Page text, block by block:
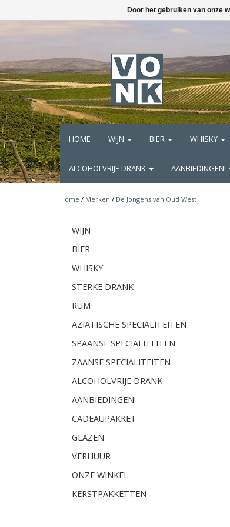
HOME WIJN BIER WHISKY
ALCOHOLVRIJE DRANK AANBIEDINGEN!
Home / Merken / De Jongens van Oud West
WIJN
BIER
WHISKY
STERKE DRANK
RUM
AZIATISCHE SPECIALITEITEN
SPAANSE SPECIALITEITEN
ZAANSE SPECIALITEITEN
ALCOHOLVRIJE DRANK
AANBIEDINGEN!
CADEAUPAKKET
GLAZEN
VERHUUR
ONZE WINKEL
KERSTPAKKETTEN
Door het gebruiken van onze